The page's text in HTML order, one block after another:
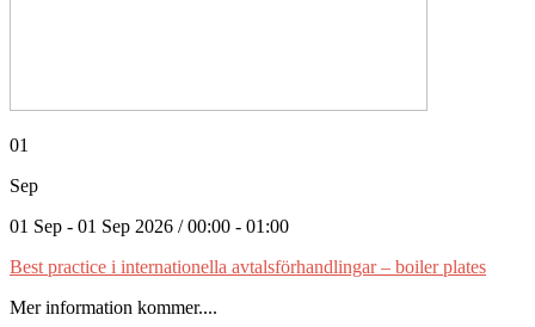
01
Sep
01 Sep - 01 Sep 2026 / 00:00 - 01:00
Best practice i internationella avtalsförhandlingar – boiler plates
Mer information kommer....